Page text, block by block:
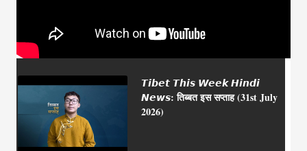
𝙏𝙞𝙗𝙚𝙩 𝙏𝙝𝙞𝙨 𝙒𝙚𝙚𝙠 𝙃𝙞𝙣𝙙𝙞
𝙉𝙚𝙬𝙨: तिब्बत इस सप्ताह (31st July
2026)